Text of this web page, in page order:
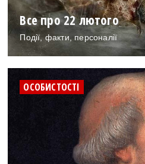
Все про 22 лютого
Події, факти, персоналії
ОСОБИСТОСТІ